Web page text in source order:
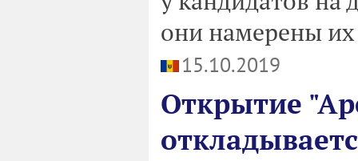
они намерены
15.10.2019
Открытие